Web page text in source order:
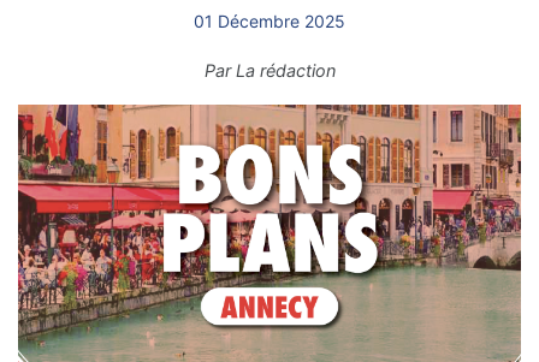
01 Décembre 2025
ParLa rédaction